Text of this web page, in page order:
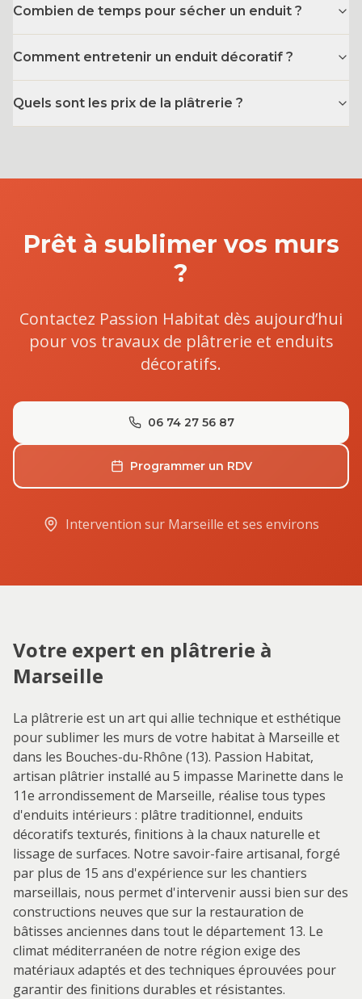
Combien de temps pour sécher un enduit ?
Comment entretenir un enduit décoratif ?
Quels sont les prix de la plâtrerie ?
Prêt à sublimer vos murs
?
Contactez Passion Habitat dès aujourd’hui
pour vos travaux de plâtrerie et enduits
décoratifs.
06 74 27 56 87
Programmer un RDV
Intervention sur Marseille et ses environs
Votre expert en plâtrerie à
Marseille
La plâtrerie est un art qui allie technique et esthétique
pour sublimer les murs de votre habitat à Marseille et
dans les Bouches-du-Rhône (13). Passion Habitat,
artisan plâtrier installé au 5 impasse Marinette dans le
11e arrondissement de Marseille, réalise tous types
d'enduits intérieurs : plâtre traditionnel, enduits
décoratifs texturés, finitions à la chaux naturelle et
lissage de surfaces. Notre savoir-faire artisanal, forgé
par plus de 15 ans d'expérience sur les chantiers
marseillais, nous permet d'intervenir aussi bien sur des
constructions neuves que sur la restauration de
bâtisses anciennes dans tout le département 13. Le
climat méditerranéen de notre région exige des
matériaux adaptés et des techniques éprouvées pour
garantir des finitions durables et résistantes.